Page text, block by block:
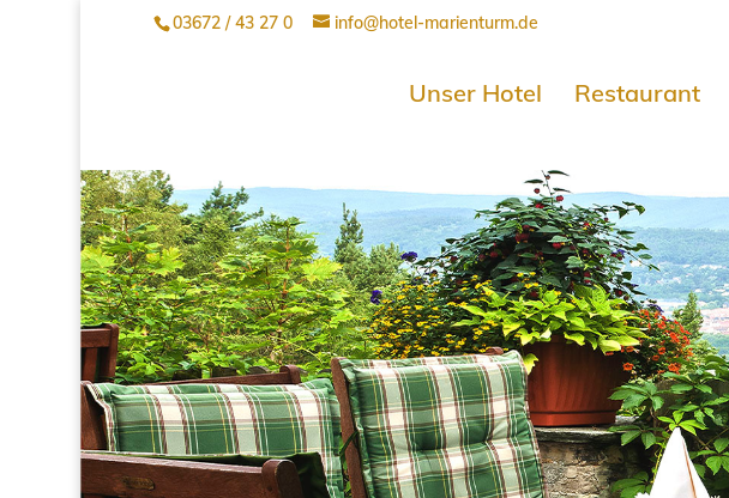
03672 / 43 27 0 info@hotel-marienturm.de
Unser Hotel Restaurant